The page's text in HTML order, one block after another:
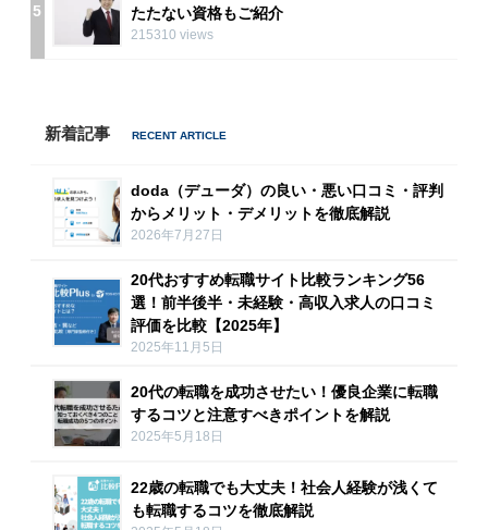
5
たたない資格もご紹介
215310 views
新着記事
doda（デューダ）の良い・悪い口コミ・評判
からメリット・デメリットを徹底解説
2026年7月27日
20代おすすめ転職サイト比較ランキング56
選！前半後半・未経験・高収入求人の口コミ
評価を比較【2025年】
2025年11月5日
20代の転職を成功させたい！優良企業に転職
するコツと注意すべきポイントを解説
2025年5月18日
22歳の転職でも大丈夫！社会人経験が浅くて
も転職するコツを徹底解説